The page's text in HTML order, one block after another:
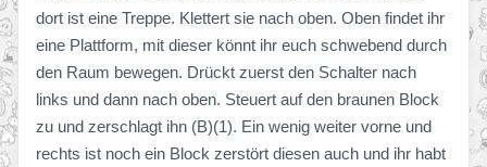
dort ist eine Treppe. Klettert sie nach oben. Oben findet ihr
eine Plattform, mit dieser könnt ihr euch schwebend durch
den Raum bewegen. Drückt zuerst den Schalter nach
links und dann nach oben. Steuert auf den braunen Block
zu und zerschlagt ihn (B)(1). Ein wenig weiter vorne und
rechts ist noch ein Block zerstört diesen auch und ihr habt